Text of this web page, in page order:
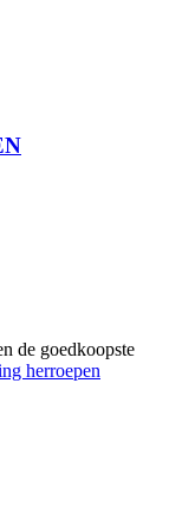
de goedkoopste
herroepen